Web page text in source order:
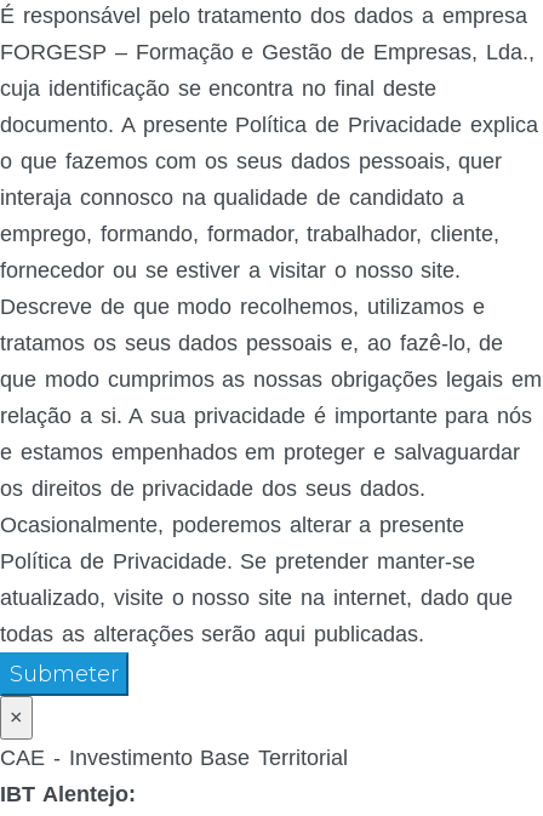
É responsável pelo tratamento dos dados a empresa
FORGESP – Formação e Gestão de Empresas, Lda.,
cuja identificação se encontra no final deste
documento. A presente Política de Privacidade explica
o que fazemos com os seus dados pessoais, quer
interaja connosco na qualidade de candidato a
emprego, formando, formador, trabalhador, cliente,
fornecedor ou se estiver a visitar o nosso site.
Descreve de que modo recolhemos, utilizamos e
tratamos os seus dados pessoais e, ao fazê-lo, de
que modo cumprimos as nossas obrigações legais em
relação a si. A sua privacidade é importante para nós
e estamos empenhados em proteger e salvaguardar
os direitos de privacidade dos seus dados.
Ocasionalmente, poderemos alterar a presente
Política de Privacidade. Se pretender manter-se
atualizado, visite o nosso site na internet, dado que
todas as alterações serão aqui publicadas.
Submeter
×
CAE - Investimento Base Territorial
IBT Alentejo: